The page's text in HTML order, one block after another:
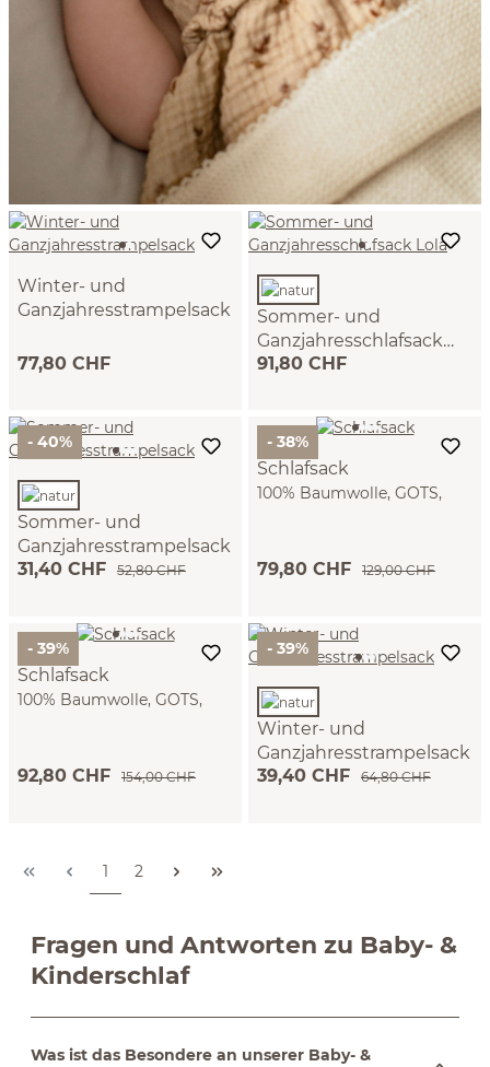
Winter- und
Ganzjahresstrampelsack
GOTS
77,80 CHF
Sommer- und
Ganzjahresschlafsack
Lola
natur, 0-6 Monate, 100 %
Schurwolle kbT (natur)
91,80 CHF
- 40%
Sommer- und
Ganzjahresstrampelsack
100 % Baumwolle, GOTS
31,40 CHF 52,80 CHF
- 38%
Schlafsack
100% Baumwolle, GOTS,
Ganzjahresschlafsack,
79,80 CHF 129,00 CHF
- 39%
Schlafsack
100% Baumwolle, GOTS,
Ganzjahresschlafsack,
92,80 CHF 154,00 CHF
- 39%
Winter- und
Ganzjahresstrampelsack
sand, Bezug: 100 %
39,40 CHF 64,80 CHF
Seite
1 Seite
2
Fragen und Antworten zu Baby- &
Kinderschlaf
Was ist das Besondere an unserer Baby- &